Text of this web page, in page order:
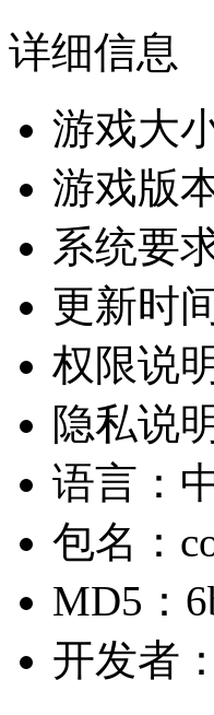
详细信息
游戏大
游戏版
系统要
更新时
权限说
隐私说
语言：
包名：
MD5：
开发者